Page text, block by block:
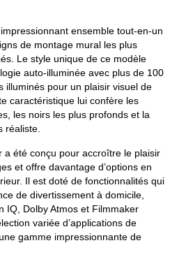
ensemble tout-en-un
de montage mural les plus
Le style unique de ce modèle
auto-illuminée avec plus de 100
illuminés pour un plaisir visuel de
caractéristique lui confère les
les noirs les plus profonds et la
réaliste.
a été conçu pour accroître le plaisir
et offre davantage d’options en
Il est doté de fonctionnalités qui
de divertissement à domicile,
IQ, Dolby Atmos et Filmmaker
variée d’applications de
gamme impressionnante de